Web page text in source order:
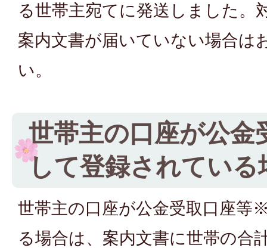
る世帯主宛てに発送しました。
案内文書が届いていない場合は
い。
世帯主の口座が公金
して登録されている
世帯主の口座が公金受取口座等
る場合は、案内文書に世帯の合